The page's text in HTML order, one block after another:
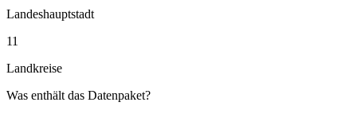
Landeshauptstadt
11
Landkreise
Was enthält das Datenpaket?